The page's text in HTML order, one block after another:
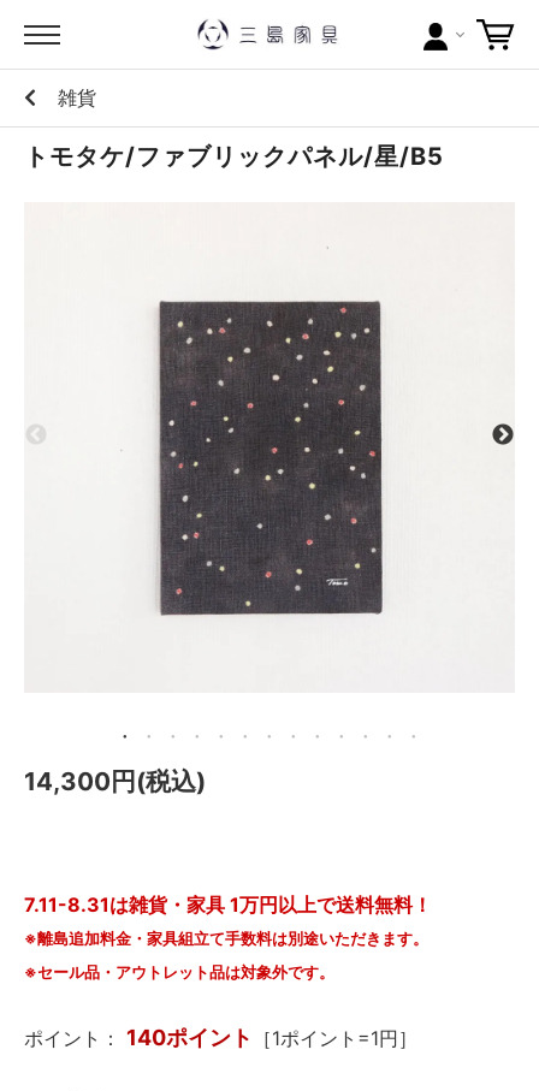
カテゴリー
ブランドから探す
お買い物ガイド
ポイントについて
配送料について
ラッピングについて
メールマガジン
雑貨
トモタケ/ファブリックパネル/星/B5
14,300円(税込)
7.11-8.31は雑貨・家具 1万円以上で送料無料！
※離島追加料金・家具組立て手数料は別途いただきます。
※セール品・アウトレット品は対象外です。
ポイント： 140ポイント ［1ポイント=1円］